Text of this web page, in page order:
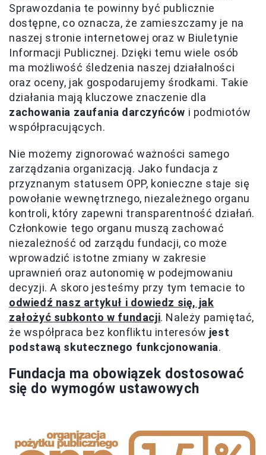
Sprawozdania te powinny być publicznie
dostępne, co oznacza, że zamieszczamy je na
naszej stronie internetowej oraz w Biuletynie
Informacji Publicznej. Dzięki temu wiele osób
ma możliwość śledzenia naszej działalności
oraz oceny, jak gospodarujemy środkami. Takie
działania mają kluczowe znaczenie dla
zachowania zaufania darczyńców i podmiotów
współpracujących.
Nie możemy zignorować ważności samego
zarządzania organizacją. Jako fundacja z
przyznanym statusem OPP, konieczne staje się
powołanie wewnętrznego, niezależnego organu
kontroli, który zapewni transparentność działań.
Członkowie tego organu muszą zachować
niezależność od zarządu fundacji, co może
wprowadzić istotne zmiany w zakresie
uprawnień oraz autonomię w podejmowaniu
decyzji. A skoro jesteśmy przy tym temacie to
odwiedź nasz artykuł i dowiedz się, jak
założyć subkonto w fundacji. Należy pamiętać,
że współpraca bez konfliktu interesów jest
podstawą skutecznego funkcjonowania.
Fundacja ma obowiązek dostosować
się do wymogów ustawowych